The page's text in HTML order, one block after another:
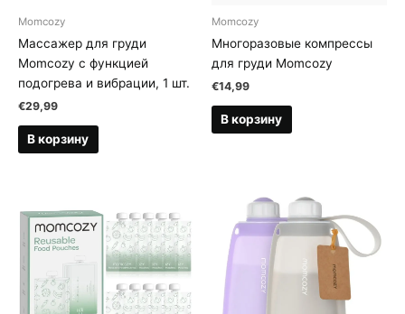
Momcozy
Массажер для груди
Momcozy с функцией
подогрева и вибрации, 1 шт.
€29,99
В корзину
Momcozy
Многоразовые компрессы
для груди Momcozy
€14,99
В корзину